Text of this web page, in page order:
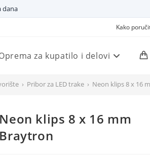
dana
Kako
za kupatilo i delovi
› Pribor za LED trake › Neon klips 8 x 16
Neon klips 8 x 16 mm
Braytron